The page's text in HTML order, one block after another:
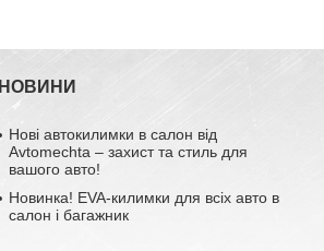
НОВИНИ
Нові автокилимки в салон від
Avtomechta – захист та стиль для
вашого авто!
Новинка! EVA-килимки для всіх авто в
салон і багажник